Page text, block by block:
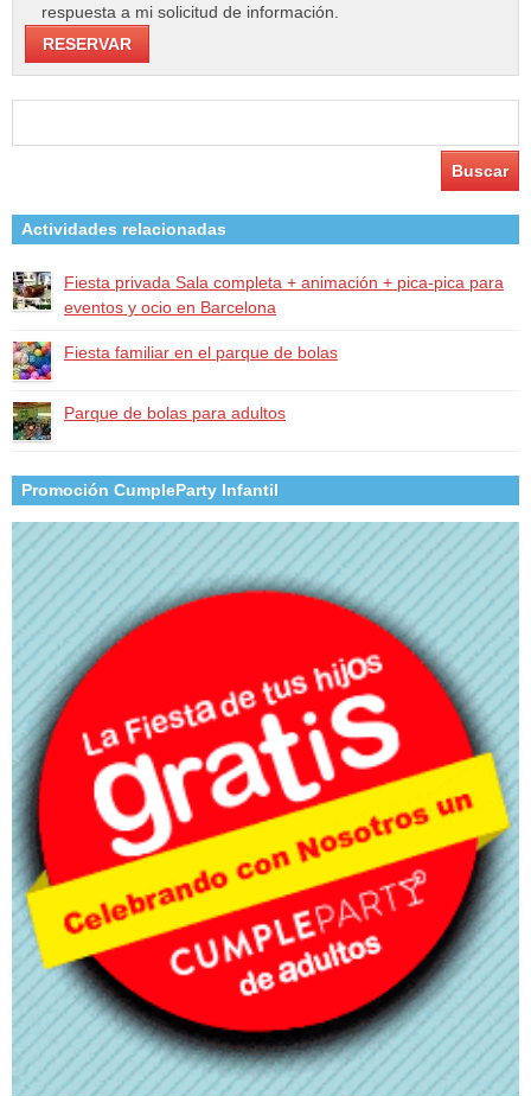
respuesta a mi solicitud de información.
Actividades relacionadas
Fiesta privada Sala completa + animación + pica-pica para
eventos y ocio en Barcelona
Fiesta familiar en el parque de bolas
Parque de bolas para adultos
Promoción CumpleParty Infantil